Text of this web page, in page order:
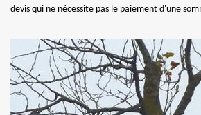
devis qui ne nécessite pas le paiement d'une